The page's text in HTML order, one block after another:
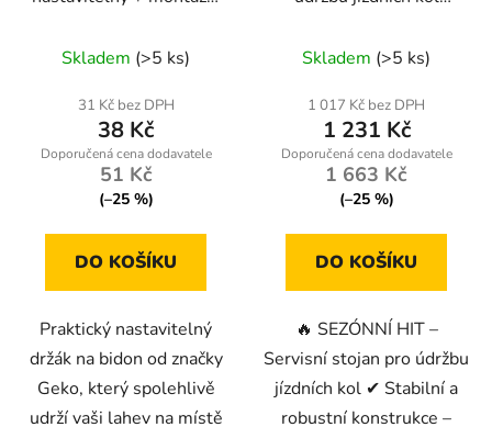
Skladem (>5 ks)
31 Kč bez DPH
38 Kč
51 Kč
(–25 %)
DO KOŠÍKU
Praktický nastavitelný
držák na bidon od značky
Geko, který spolehlivě
udrží vaši lahev na místě
Skladem (>5 ks)
1 017 Kč bez DPH
1 231 Kč
1 663 Kč
(–25 %)
DO KOŠÍKU
🔥 SEZÓNNÍ HIT –
Servisní stojan pro údržbu
jízdních kol ✔ Stabilní a
robustní konstrukce –